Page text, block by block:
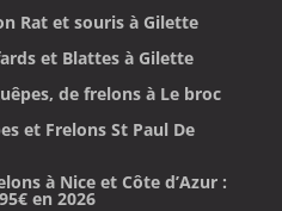
Rat et souris à Gilette
et Blattes à Gilette
de frelons à Le broc
et Frelons St Paul De
à Nice et Côte d’Azur :
en 2026